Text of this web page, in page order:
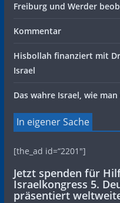
Freiburg und Werder
Kommentar
Hisbollah finanziert mit
Israel
Das wahre Israel, wie
In eigener Sache
[the_ad id=“2201″]
Jetzt spenden für
Israelkongress 5.
präsentiert